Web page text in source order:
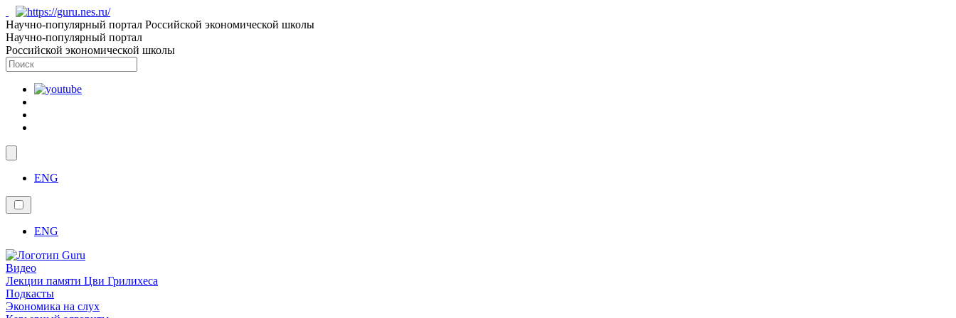
Научно-популярный портал Российской экономической школы
Научно-популярный портал
Российской экономической школы
ENG
ENG
Видео
Лекции памяти Цви Грилихеса
Подкасты
Экономика на слух